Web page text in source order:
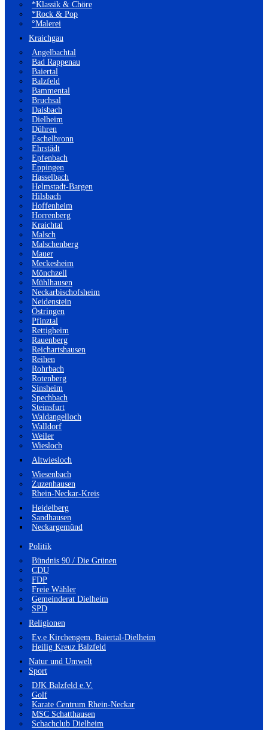
*Klassik & Chöre
*Rock & Pop
°Malerei
Kraichgau
Angelbachtal
Bad Rappenau
Baiertal
Balzfeld
Bammental
Bruchsal
Daisbach
Dielheim
Dühren
Eschelbronn
Ehrstädt
Epfenbach
Eppingen
Hasselbach
Helmstadt-Bargen
Hilsbach
Hoffenheim
Horrenberg
Kraichtal
Malsch
Malschenberg
Mauer
Meckesheim
Mönchzell
Mühlhausen
Neckarbischofsheim
Neidenstein
Östringen
Pfinztal
Rettigheim
Rauenberg
Reichartshausen
Reihen
Rohrbach
Rotenberg
Sinsheim
Spechbach
Steinsfurt
Waldangelloch
Walldorf
Weiler
Wiesloch
Altwiesloch
Wiesenbach
Zuzenhausen
Rhein-Neckar-Kreis
Heidelberg
Sandhausen
Neckargemünd
Politik
Bündnis 90 / Die Grünen
CDU
FDP
Freie Wähler
Gemeinderat Dielheim
SPD
Religionen
Ev.e Kirchengem. Baiertal-Dielheim
Heilig Kreuz Balzfeld
Natur und Umwelt
Sport
DJK Balzfeld e.V.
Golf
Karate Centrum Rhein-Neckar
MSC Schatthausen
Schachclub Dielheim